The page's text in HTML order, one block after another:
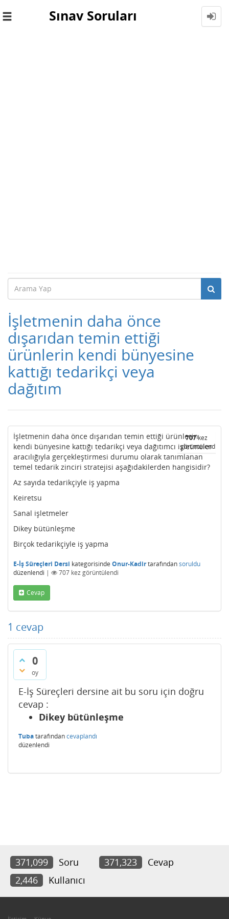
Toggle
Sınav Soruları
İşletmenin daha önce
dışarıdan temin ettiği
ürünlerin kendi bünyesine
kattığı tedarikçi veya
dağıtım
707kez
görüntülendi
İşletmenin daha önce dışarıdan temin ettiği ürünlerin
kendi bünyesine kattığı tedarikçi veya dağıtımcı işletmeler
aracılığıyla gerçekleştirmesi durumu olarak tanımlanan
temel tedarik zinciri stratejisi aşağıdakilerden hangisidir?
Az sayıda tedarikçiyle iş yapma
Keiretsu
Sanal işletmeler
Dikey bütünleşme
Birçok tedarikçiyle iş yapma
E-İş Süreçleri Dersi kategorisinde Onur-Kadirtarafındansoruldu
düzenlendi | 707 kez görüntülendi
Cevap
1 cevap
0
oy
E-İş Süreçleri dersine ait bu soru için doğru
cevap :
Dikey bütünleşme
Tubatarafındancevaplandı
düzenlendi
371,099 Soru 371,323
Cevap
2,446
Kullanıcı